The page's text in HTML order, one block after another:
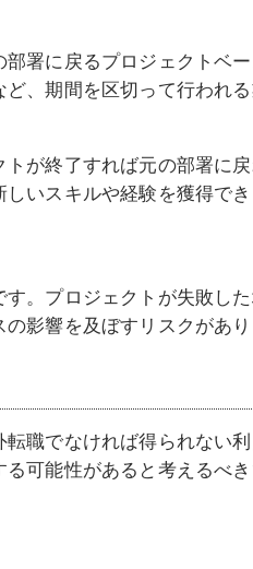
署に戻るプロジェクトベ
、期間を区切って行われる
が終了すれば元の部署に
いスキルや経験を獲得で
。プロジェクトが失敗し
影響を及ぼすリスクがあり
職でなければ得られない
可能性があると考えるべき